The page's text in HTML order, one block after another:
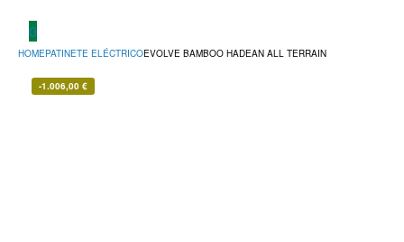
0
HOMEPATINETE ELÉCTRICOEVOLVE BAMBOO HADEAN ALL TERRAIN
-1.006,00 €